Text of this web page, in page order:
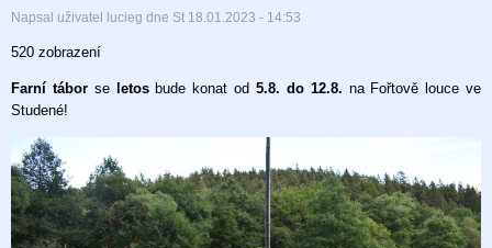
Napsal uživatel lucieg dne St 18.01.2023 - 14:53
520 zobrazení
Farní táborseletos bude konat od 5.8. do 12.8. na Fořtově louce ve
Studené!